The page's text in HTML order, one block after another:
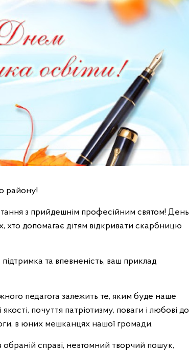
району!
з прийдешнім професійним святом! День
хто допомагає дітям відкривати скарбницю
та впевненість, ваш приклад
педагога залежить те, яким буде наше
почуття патріотизму, поваги і любові до
в юних мешканцях нашої громади.
справі, невтомний творчий пошук,